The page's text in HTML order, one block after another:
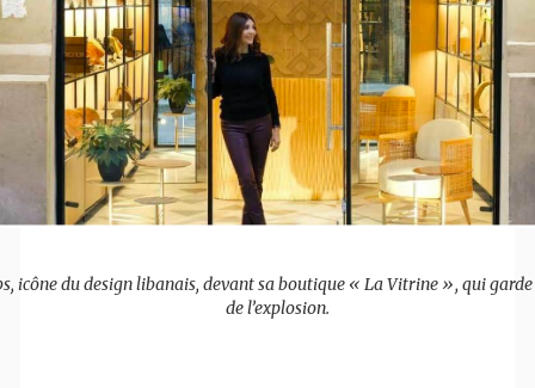
icône du design libanais, devant sa boutique « La Vitrine », qui
de l’explosion.